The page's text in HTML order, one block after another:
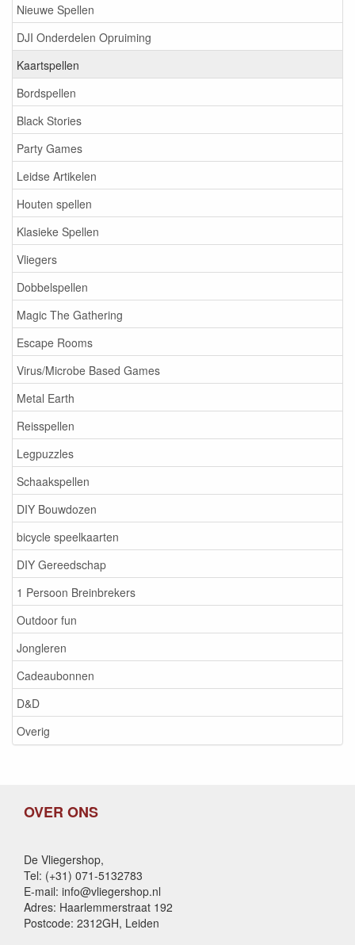
Nieuwe Spellen
DJI Onderdelen Opruiming
Kaartspellen
Bordspellen
Black Stories
Party Games
Leidse Artikelen
Houten spellen
Klasieke Spellen
Vliegers
Dobbelspellen
Magic The Gathering
Escape Rooms
Virus/Microbe Based Games
Metal Earth
Reisspellen
Legpuzzles
Schaakspellen
DIY Bouwdozen
bicycle speelkaarten
DIY Gereedschap
1 Persoon Breinbrekers
Outdoor fun
Jongleren
Cadeaubonnen
D&D
Overig
OVER ONS
De Vliegershop,
Tel: (+31) 071-5132783
E-mail: info@vliegershop.nl
Adres: Haarlemmerstraat 192
Postcode: 2312GH, Leiden